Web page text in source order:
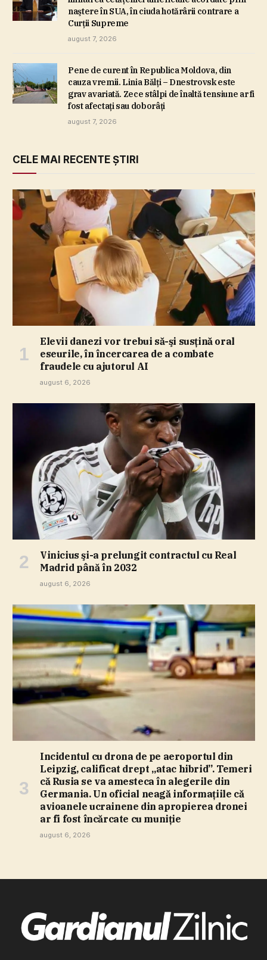
naştere în SUA, în ciuda hotărârii contrare a
Curţii Supreme
august 7, 2026
Pene de curent în Republica Moldova, din
cauza vremii. Linia Bălţi – Dnestrovsk este
grav avariată. Zece stâlpi de înaltă tensiune ar fi
fost afectaţi sau doborâţi
august 7, 2026
CELE MAI RECENTE ȘTIRI
Elevii danezi vor trebui să-şi susţină oral
eseurile, în încercarea de a combate
fraudele cu ajutorul AI
august 6, 2026
Vinicius şi-a prelungit contractul cu Real
Madrid până în 2032
august 6, 2026
Incidentul cu drona de pe aeroportul din
Leipzig, calificat drept „atac hibrid”. Temeri
că Rusia se va amesteca în alegerile din
Germania. Un oficial neagă informaţiile că
avioanele ucrainene din apropierea dronei
ar fi fost încărcate cu muniţie
august 6, 2026